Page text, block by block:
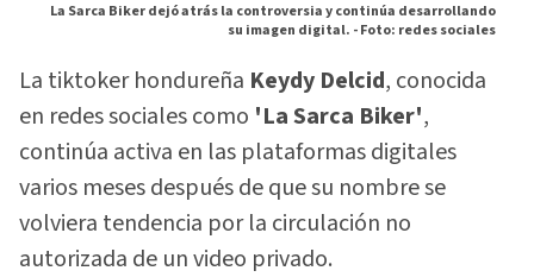
La Sarca Biker dejó atrás la controversia y continúa desarrollando
su imagen digital. -Foto: redes sociales
La tiktoker hondureña Keydy Delcid, conocida
en redes sociales como 'La Sarca Biker',
continúa activa en las plataformas digitales
varios meses después de que su nombre se
volviera tendencia por la circulación no
autorizada de un video privado.